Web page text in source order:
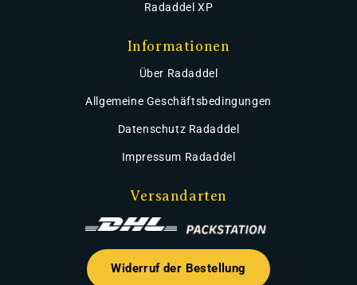
Radaddel XP
Informationen
Über Radaddel
Allgemeine Geschäftsbedingungen
Datenschutz Radaddel
Impressum Radaddel
Versandarten
Widerruf der Bestellung